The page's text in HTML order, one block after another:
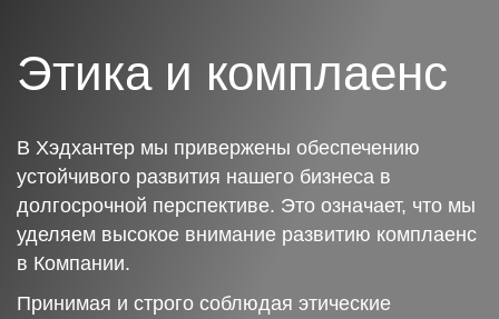
Этика и комплаенс
В Хэдхантер мы привержены обеспечению
устойчивого развития нашего бизнеса в
долгосрочной перспективе. Это означает, что мы
уделяем высокое внимание развитию комплаенс
в Компании.
Принимая и строго соблюдая этические